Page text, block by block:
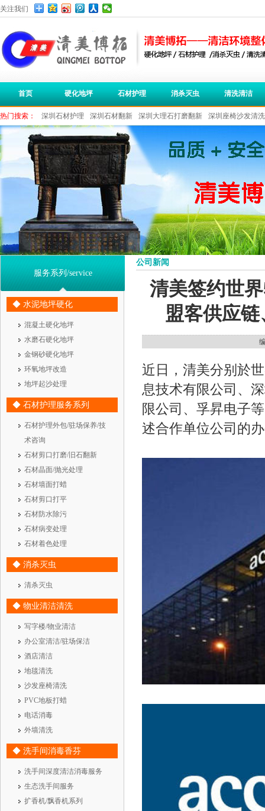
关注我们
首页 硬化地坪 石材护理 消杀灭虫 清洗清洁
热门搜索： 深圳石材护理 深圳石材翻新 深圳大理石打磨翻新 深圳座椅沙发清洗
深圳保洁公司 深圳办公室清洁
服务系列/service
◆ 水泥地坪硬化
混凝土硬化地坪
水磨石硬化地坪
金钢砂硬化地坪
环氧地坪改造
地坪起沙处理
◆ 石材护理服务系列
石材护理外包/驻场保养/技
术咨询
石材剪口打磨/旧石翻新
石材晶面/抛光处理
石材墙面打蜡
石材剪口打平
石材防水除污
石材病变处理
石材着色处理
◆ 消杀灭虫
清杀灭虫
◆ 物业清洁清洗
写字楼/物业清洁
办公室清洁/驻场保洁
酒店清洁
地毯清洗
沙发座椅清洗
PVC地板打蜡
电话消毒
外墙清洗
◆ 洗手间消毒香芬
洗手间深度清洁消毒服务
生态洗手间服务
扩香机/飘香机系列
公司新闻
清美签约世
盟客供应
近日，清美分别於
息技术有限公司、
限公司、孚昇电子
述合作单位公司的